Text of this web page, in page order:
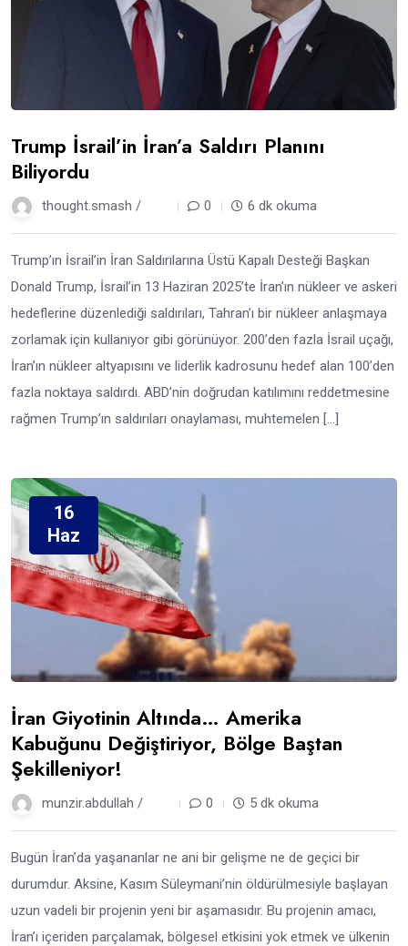
Trump İsrail’in İran’a Saldırı Planını
Biliyordu
thought.smash / 0 6 dk okuma
Trump’ın İsrail’in İran Saldırılarına Üstü Kapalı Desteği Başkan
Donald Trump, İsrail’in 13 Haziran 2025’te İran’ın nükleer ve askeri
hedeflerine düzenlediği saldırıları, Tahran’ı bir nükleer anlaşmaya
zorlamak için kullanıyor gibi görünüyor. 200’den fazla İsrail uçağı,
İran’ın nükleer altyapısını ve liderlik kadrosunu hedef alan 100’den
fazla noktaya saldırdı. ABD’nin doğrudan katılımını reddetmesine
rağmen Trump’ın saldırıları onaylaması, muhtemelen […]
16
Haz
İran Giyotinin Altında… Amerika
Kabuğunu Değiştiriyor, Bölge Baştan
Şekilleniyor!
munzir.abdullah / 0 5 dk okuma
Bugün İran’da yaşananlar ne ani bir gelişme ne de geçici bir
durumdur. Aksine, Kasım Süleymani’nin öldürülmesiyle başlayan
uzun vadeli bir projenin yeni bir aşamasıdır. Bu projenin amacı,
İran’ı içeriden parçalamak, bölgesel etkisini yok etmek ve ülkenin